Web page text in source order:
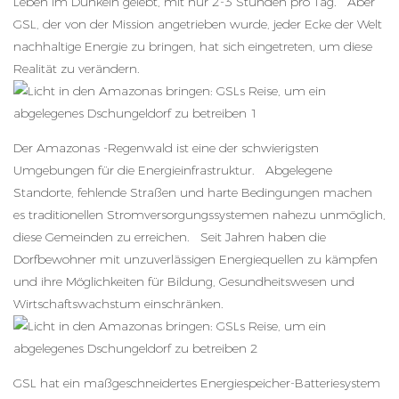
GSL, der von der Mission angetrieben wurde, jeder Ecke der Welt
nachhaltige Energie zu bringen, hat sich eingetreten, um diese
Realität zu verändern.
Der Amazonas -Regenwald ist eine der schwierigsten
Umgebungen für die Energieinfrastruktur. Abgelegene
Standorte, fehlende Straßen und harte Bedingungen machen
es traditionellen Stromversorgungssystemen nahezu unmöglich,
diese Gemeinden zu erreichen. Seit Jahren haben die
Dorfbewohner mit unzuverlässigen Energiequellen zu kämpfen
und ihre Möglichkeiten für Bildung, Gesundheitswesen und
Wirtschaftswachstum einschränken.
GSL hat ein maßgeschneidertes Energiespeicher-Batteriesystem